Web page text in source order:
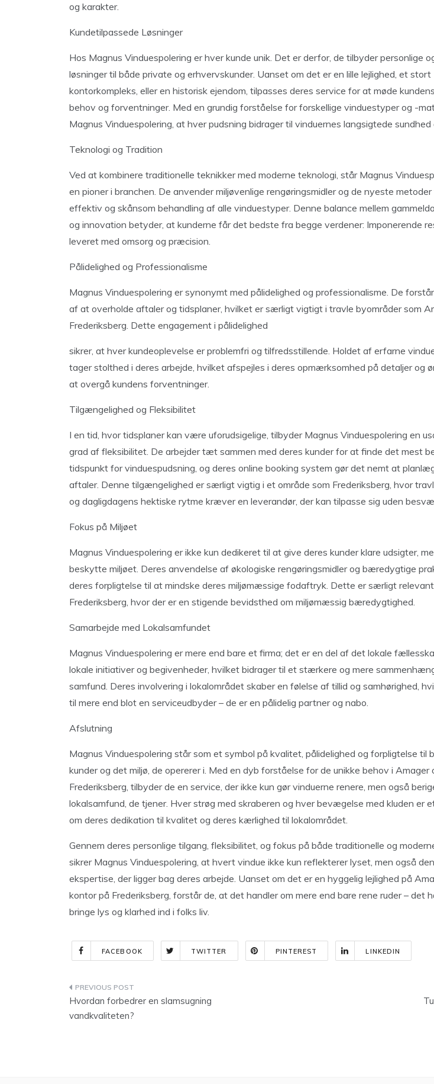
og karakter.
Kundetilpassede Løsninger
Hos Magnus Vinduespolering er hver kunde unik. Det er derfor, de tilbyder personlige
løsninger til både private og erhvervskunder. Uanset om det er en lille lejlighed, et stort
kontorkompleks, eller en historisk ejendom, tilpasses deres service for at møde
behov og forventninger. Med en grundig forståelse for forskellige vinduestyper og -
Magnus Vinduespolering, at hver pudsning bidrager til vinduernes langsigtede sundhed
Teknologi og Tradition
Ved at kombinere traditionelle teknikker med moderne teknologi, står Magnus
en pioner i branchen. De anvender miljøvenlige rengøringsmidler og de nyeste
effektiv og skånsom behandling af alle vinduestyper. Denne balance mellem
og innovation betyder, at kunderne får det bedste fra begge verdener: Imponerende
leveret med omsorg og præcision.
Pålidelighed og Professionalisme
Magnus Vinduespolering er synonymt med pålidelighed og professionalisme. De
af at overholde aftaler og tidsplaner, hvilket er særligt vigtigt i travle byområder som
Frederiksberg. Dette engagement i pålidelighed
sikrer, at hver kundeoplevelse er problemfri og tilfredsstillende. Holdet af erfarne
tager stolthed i deres arbejde, hvilket afspejles i deres opmærksomhed på detaljer og
at overgå kundens forventninger.
Tilgængelighed og Fleksibilitet
I en tid, hvor tidsplaner kan være uforudsigelige, tilbyder Magnus Vinduespolering en
grad af fleksibilitet. De arbejder tæt sammen med deres kunder for at finde det mest
tidspunkt for vinduespudsning, og deres online booking system gør det nemt at
aftaler. Denne tilgængelighed er særligt vigtig i et område som Frederiksberg, hvor
og dagligdagens hektiske rytme kræver en leverandør, der kan tilpasse sig uden
Fokus på Miljøet
Magnus Vinduespolering er ikke kun dedikeret til at give deres kunder klare udsigter,
beskytte miljøet. Deres anvendelse af økologiske rengøringsmidler og bæredygtige
deres forpligtelse til at mindske deres miljømæssige fodaftryk. Dette er særligt
Frederiksberg, hvor der er en stigende bevidsthed om miljømæssig bæredygtighed.
Samarbejde med Lokalsamfundet
Magnus Vinduespolering er mere end bare et firma; det er en del af det lokale
lokale initiativer og begivenheder, hvilket bidrager til et stærkere og mere
samfund. Deres involvering i lokalområdet skaber en følelse af tillid og samhørighed,
til mere end blot en serviceudbyder – de er en pålidelig partner og nabo.
Afslutning
Magnus Vinduespolering står som et symbol på kvalitet, pålidelighed og forpligtelse til
kunder og det miljø, de opererer i. Med en dyb forståelse for de unikke behov i Amager
Frederiksberg, tilbyder de en service, der ikke kun gør vinduerne renere, men også
lokalsamfund, de tjener. Hver strøg med skraberen og hver bevægelse med kluden er
om deres dedikation til kvalitet og deres kærlighed til lokalområdet.
Gennem deres personlige tilgang, fleksibilitet, og fokus på både traditionelle og
sikrer Magnus Vinduespolering, at hvert vindue ikke kun reflekterer lyset, men også
ekspertise, der ligger bag deres arbejde. Uanset om det er en hyggelig lejlighed på
kontor på Frederiksberg, forstår de, at det handler om mere end bare rene ruder – det
bringe lys og klarhed ind i folks liv.
FACEBOOK TWITTER PINTEREST LINKEDIN
Indlægsnavigation
Hvordan forbedrer en slamsugning
vandkvaliteten?